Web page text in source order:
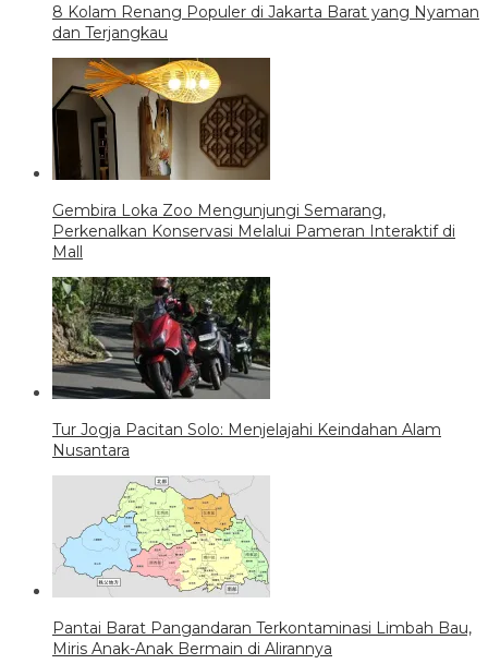
8 Kolam Renang Populer di Jakarta Barat yang Nyaman
dan Terjangkau
Gembira Loka Zoo Mengunjungi Semarang,
Perkenalkan Konservasi Melalui Pameran Interaktif di
Mall
Tur Jogja Pacitan Solo: Menjelajahi Keindahan Alam
Nusantara
Pantai Barat Pangandaran Terkontaminasi Limbah Bau,
Miris Anak-Anak Bermain di Alirannya